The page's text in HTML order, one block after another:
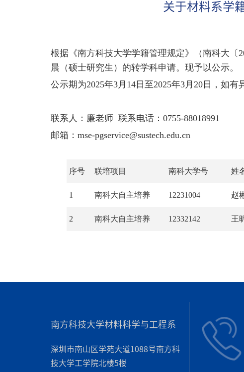
关于材料系学
根据《南方科技大学学籍管理规定》（南科大〔
晨（硕士研究生）的转学科申请。现予以公示。
公示期为2025年3月14日至2025年3月20日，如有
联系人：廉老师 联系电话： 0755-88018991
邮箱： mse-pgservice@sustech.edu.cn
序号 联培项目 南科大学号 姓
1 南科大自主培养 12231004 赵
2 南科大自主培养 12332142 王
南方科技大学材料科学与工程系
深圳市南山区学苑大道1088号南方科
技大学工学院北楼5楼